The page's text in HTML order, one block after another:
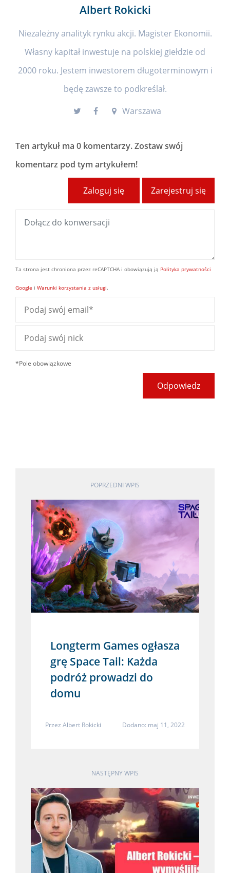
Albert Rokicki
Niezależny analityk rynku akcji. Magister Ekonomii.
Własny kapitał inwestuje na polskiej giełdzie od
2000 roku. Jestem inwestorem długoterminowym i
będę zawsze to podkreślał.
Warszawa
Ten artykuł ma 0 komentarzy. Zostaw swój
komentarz pod tym artykułem!
Zarejestruj się
Zaloguj się
Ta strona jest chroniona przez reCAPTCHA i obowiązują ją Polityka prywatności
Google i Warunki korzystania z usługi.
*Pole obowiązkowe
Odpowiedz
POPRZEDNI WPIS
Longterm Games ogłasza
grę Space Tail: Każda
podróż prowadzi do
domu
Przez Albert Rokicki Dodano: maj 11, 2022
NASTĘPNY WPIS